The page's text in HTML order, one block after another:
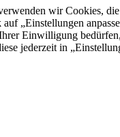
wir Cookies,
„Einstellungen
Einwilligung
jederzeit in